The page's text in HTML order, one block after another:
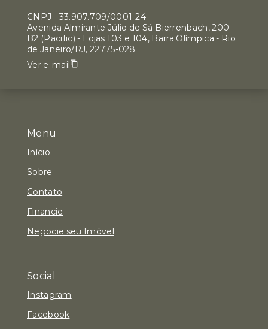
Menu
Início
Sobre
Contato
Financie
Negocie seu Imóvel
Social
Instagram
Facebook
CNPJ - 33.907.709/0001-24
Avenida Almirante Júlio de Sá Bierrenbach, 200
B2 (Pacific) - Lojas 103 e 104, Barra Olímpica - Rio
de Janeiro/RJ, 22775-028
Ver e-mail